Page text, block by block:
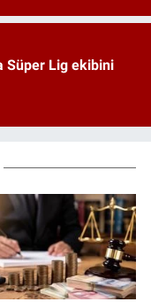
Süper Lig ekibini